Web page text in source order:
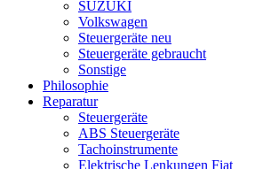
SUZUKI
Volkswagen
Steuergeräte neu
Steuergeräte gebraucht
Sonstige
Philosophie
Reparatur
Steuergeräte
ABS Steuergeräte
Tachoinstrumente
Elektrische Lenkungen Fiat